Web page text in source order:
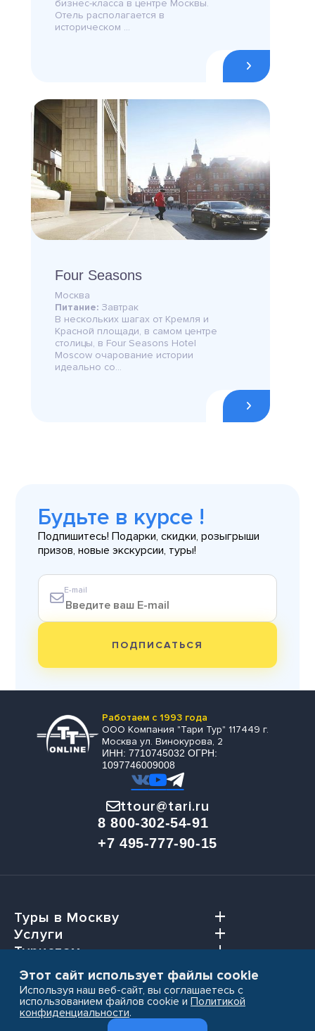
бизнес-класса в центре Москвы.
Отель располагается в
историческом ...
Four Seasons
Москва
Питание: Завтрак
В нескольких шагах от Кремля и
Красной площади, в самом центре
столицы, в Four Seasons Hotel
Moscow очарование истории
идеально со...
Будьте в курсе !
Подпишитесь! Подарки, скидки, розыгрыши
призов, новые экскурсии, туры!
E-mail
ПОДПИСАТЬСЯ
Работаем с 1993 года
ООО Компания "Тари Тур" 117449 г.
Москва ул. Винокурова, 2
ИНН: 7710745032 ОГРН:
1097746009008
ttour@tari.ru
8 800-302-54-91
+7 495-777-90-15
Туры в Москву
Услуги
Туристам
Агентствам
Этот сайт использует файлы cookie
Используя наш веб-сайт, вы соглашаетесь с
использованием файлов cookie и Политикой
конфиденциальности.